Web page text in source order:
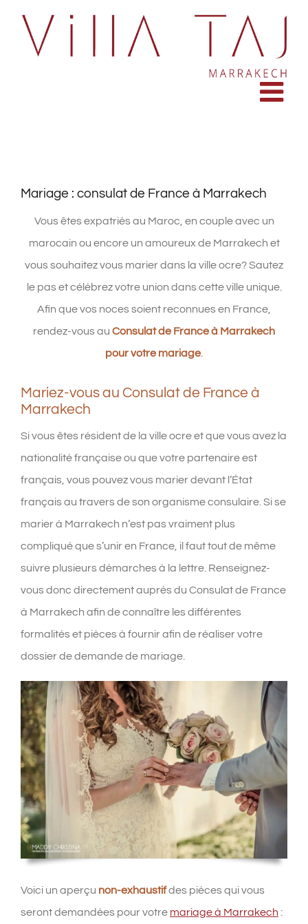
contenu
Mariage : consulat de France à Marrakech
Vous êtes expatriés au Maroc, en couple avec un
marocain ou encore un amoureux de Marrakech et
vous souhaitez vous marier dans la ville ocre? Sautez
le pas et célébrez votre union dans cette ville unique.
Afin que vos noces soient reconnues en France,
rendez-vous au Consulat de France à Marrakech
pour votre mariage.
Mariez-vous au Consulat de France à
Marrakech
Si vous êtes résident de la ville ocre et que vous avez la
nationalité française ou que votre partenaire est
français, vous pouvez vous marier devant l’État
français au travers de son organisme consulaire. Si se
marier à Marrakech n’est pas vraiment plus
compliqué que s’unir en France, il faut tout de même
suivre plusieurs démarches à la lettre. Renseignez-
vous donc directement auprès du Consulat de France
à Marrakech afin de connaître les différentes
formalités et pièces à fournir afin de réaliser votre
dossier de demande de mariage.
Voici un aperçu non-exhaustifdes pièces qui vous
seront demandées pour votre mariage à Marrakech :